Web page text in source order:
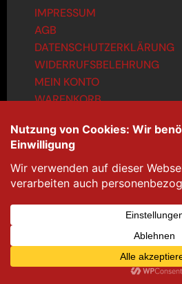
IMPRESSUM
AGB
DATENSCHUTZERKLÄRUNG
WIDERRUFSBELEHRUNG
MEIN KONTO
WARENKORB
info@helheim-openair.de
Bandbewerbung unter:
©2025 All rights reserved.